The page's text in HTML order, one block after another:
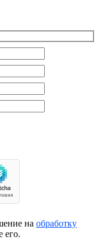
на обработку
его.